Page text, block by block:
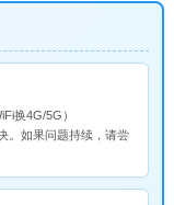
换4G/5G）
。如果问题持续，请尝